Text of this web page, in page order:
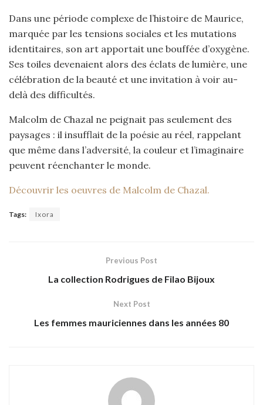
Dans une période complexe de l’histoire de Maurice,
marquée par les tensions sociales et les mutations
identitaires, son art apportait une bouffée d’oxygène.
Ses toiles devenaient alors des éclats de lumière, une
célébration de la beauté et une invitation à voir au-
delà des difficultés.
Malcolm de Chazal ne peignait pas seulement des
paysages : il insufflait de la poésie au réel, rappelant
que même dans l’adversité, la couleur et l’imaginaire
peuvent réenchanter le monde.
Découvrir les oeuvres de Malcolm de Chazal.
Tags: Ixora
Previous Post
La collection Rodrigues de Filao Bijoux
Next Post
Les femmes mauriciennes dans les années 80